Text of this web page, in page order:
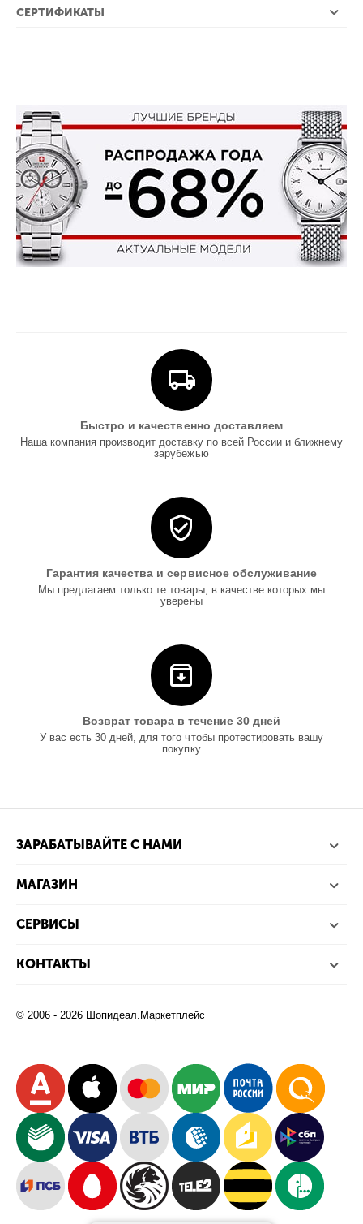
СЕРТИФИКАТЫ
Быстро и качественно доставляем
Наша компания производит доставку по всей России и ближнему
зарубежью
Гарантия качества и сервисное обслуживание
Мы предлагаем только те товары, в качестве которых мы
уверены
Возврат товара в течение 30 дней
У вас есть 30 дней, для того чтобы протестировать вашу
покупку
ЗАРАБАТЫВАЙТЕ С НАМИ
МАГАЗИН
СЕРВИСЫ
КОНТАКТЫ
© 2006 - 2026 Шопидеал.Маркетплейс